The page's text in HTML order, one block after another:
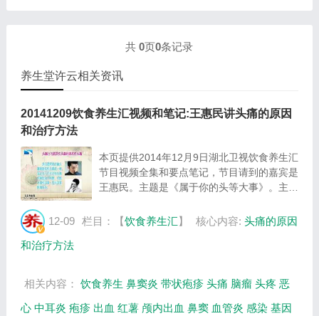
出的淋巴癌，图片尺寸390x378像素，格式是JPG...
共0页0条记录
养生堂许云相关资讯
20141209饮食养生汇视频和笔记:王惠民讲头痛的原因
和治疗方法
本页提供2014年12月9日湖北卫视饮食养生汇
节目视频全集和要点笔记，节目请到的嘉宾是
王惠民。主题是《属于你的头等大事》。主要
要警惕，清蒸红薯的制作方法等相关内容，百
12-09 栏目：【饮食养生汇】 核心内容: 头痛的原因
和治疗方法
相关内容： 饮食养生 鼻窦炎 带状疱疹 头痛 脑瘤 头疼 恶
心 中耳炎 疱疹 出血 红薯 颅内出血 鼻窦 血管炎 感染 基因